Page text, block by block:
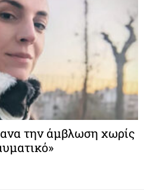
την άμβλωση χωρίς